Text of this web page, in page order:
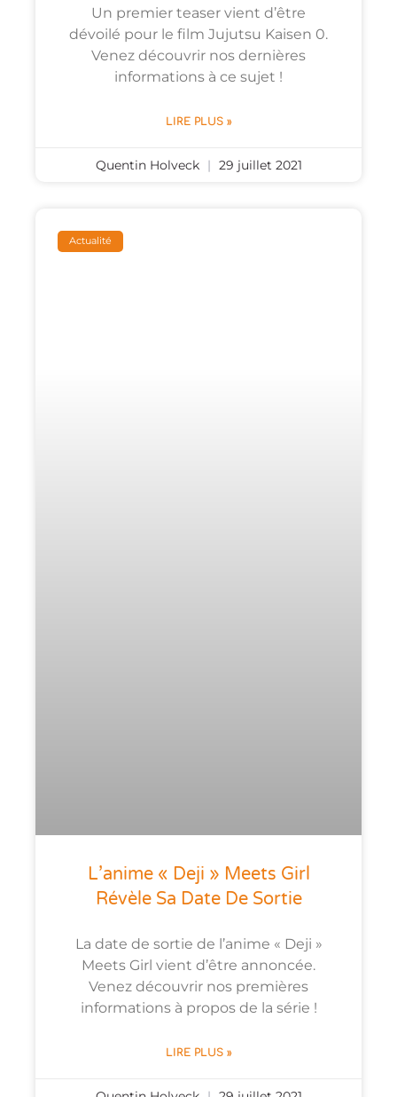
Un premier teaser vient d’être
dévoilé pour le film Jujutsu Kaisen 0.
Venez découvrir nos dernières
informations à ce sujet !
LIRE PLUS »
Quentin Holveck 29 juillet 2021
Actualité
L’anime « Deji » Meets Girl
Révèle Sa Date De Sortie
La date de sortie de l’anime « Deji »
Meets Girl vient d’être annoncée.
Venez découvrir nos premières
informations à propos de la série !
LIRE PLUS »